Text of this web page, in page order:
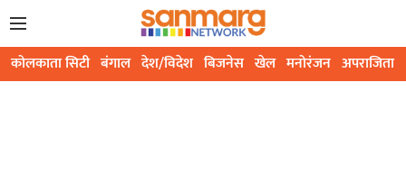
कोलकाता सिटी बंगाल देश/विदेश बिजनेस खेल मनोरंजन अपराजिता